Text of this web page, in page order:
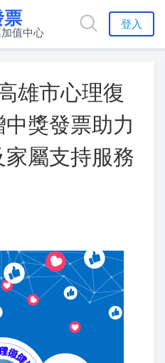
票
值中心
登入
雄市心理復
獎發票助力
屬支持服務